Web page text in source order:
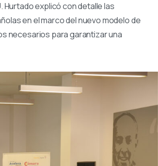
Hurtado explicó con detalle las
en el marco del nuevo modelo de
necesarios para garantizar una